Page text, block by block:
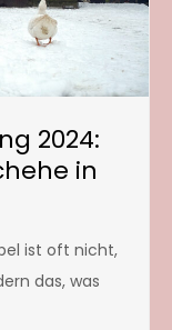
2024:
in
ist oft nicht,
das, was